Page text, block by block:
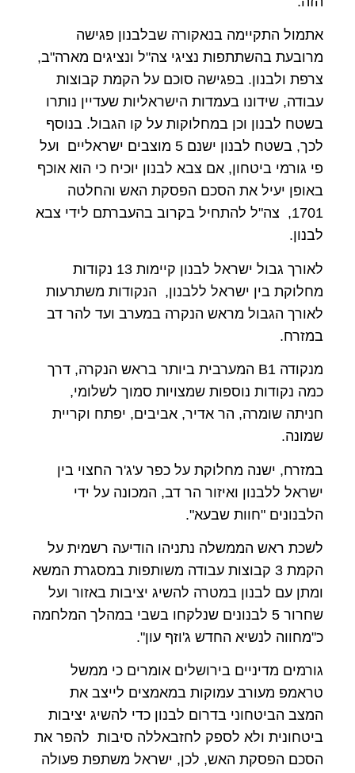
אתמול התקיימה בנאקורה שבלבנון פגישה
מרובעת בהשתתפות נציגי צה"ל ונציגים מארה"ב,
צרפת ולבנון. בפגישה סוכם על הקמת קבוצות
עבודה, שידונו בעמדות הישראליות שעדיין נותרו
בשטח לבנון וכן במחלוקות על קו הגבול. בנוסף
לכך, בשטח לבנון ישנם 5 מוצבים ישראליים ועל
פי גורמי ביטחון, אם צבא לבנון יוכיח כי הוא אוכף
באופן יעיל את הסכם הפסקת האש והחלטה
1701, צה"ל להתחיל בקרוב בהעברתם לידי צבא
לבנון.
לאורך גבול ישראל לבנון קיימות 13 נקודות
מחלוקת בין ישראל ללבנון, הנקודות משתרעות
לאורך הגבול מראש הנקרה במערב ועד להר דב
במזרח.
מנקודה B1 המערבית ביותר בראש הנקרה, דרך
כמה נקודות נוספות שמצויות סמוך לשלומי,
חניתה שומרה, הר אדיר, אביבים, יפתח וקריית
שמונה.
במזרח, ישנה מחלוקת על כפר ע'ג'ר החצוי בין
ישראל ללבנון ואיזור הר דב, המכונה על ידי
הלבנונים "חוות שבעא".
לשכת ראש הממשלה נתניהו הודיעה רשמית על
הקמת 3 קבוצות עבודה משותפות במסגרת המשא
ומתן עם לבנון במטרה להשיג יציבות באזור ועל
שחרור 5 לבנונים שנלקחו בשבי במהלך המלחמה
כ"מחווה לנשיא החדש ג'וזף עון".
גורמים מדיניים בירושלים אומרים כי ממשל
טראמפ מעורב עמוקות במאמצים לייצב את
המצב הביטחוני בדרום לבנון כדי להשיג יציבות
ביטחונית ולא לספק לחזבאללה סיבות להפר את
הסכם הפסקת האש, לכן, ישראל משתפת פעולה